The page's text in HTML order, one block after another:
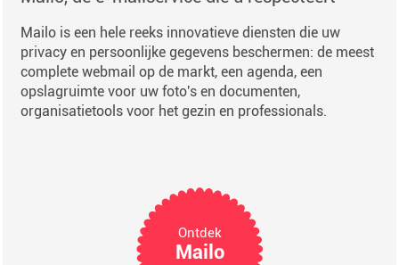
Mailo is een hele reeks innovatieve diensten die uw
privacy en persoonlijke gegevens beschermen: de meest
complete webmail op de markt, een agenda, een
opslagruimte voor uw foto's en documenten,
organisatietools voor het gezin en professionals.
Ontdek
Mailo